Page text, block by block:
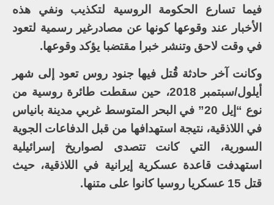
فيما تسارع الحكومة الروسية لتكذيب ونفي هذه
الأخبار عند وقوعها كونها عن مصادرغير رسمية لتعود
في وقت لاحق وتنشر خبرا مقتضبا يؤكد وقوعها.
وكانت آخر حادثة قُتل فيها جنود روس تعود إلى شهر
أيلول/سبتمبر 2018، حين سقطت طائرة روسية من
نوع “إيل 20” في البحر المتوسط غربي مدينة بانياس
في اللاذقية، نتيجة استهدافها من قبل الدفاعات الجوية
السورية، التي كانت تتصدى لصواريخ إسرائيلية
استهدفت قاعدة عسكرية إيرانية في اللاذقية، حيث
قتل 15 عسكريا روسيا كانوا على متنها.